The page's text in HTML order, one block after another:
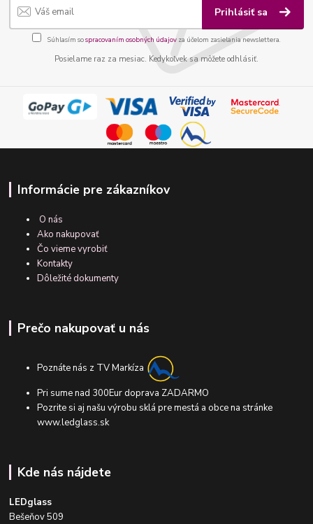
Prihlásiť sa
Súhlasím sospracovaním osobných údajov za účelom zasielania newslettera.
Posielame raz za mesiac. Kedykoľvek sa môžete odhlásiť.
Informácie pre zákazníkov
O nás
Ako nakupovať
Čo vieme vyrobiť
Kontakty
Dôležité dokumenty
Prečo nakupovať u nás
Poznáte nás z TV Markíza
Pri sume nad 300Eur doprava ZADARMO
Pozrite si aj našu výrobu sklá pre mestá a obce na stránke
www.ledglass.sk
Kde nás nájdete
LEDglass
Bešeňov 509